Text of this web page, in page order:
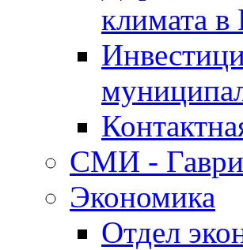
климата в
СМИ -
Экономика
Отдел